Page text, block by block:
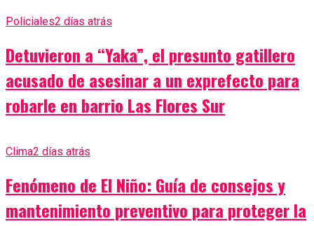
Policiales2 días atrás
Detuvieron a “Yaka”, el presunto gatillero
acusado de asesinar a un exprefecto para
robarle en barrio Las Flores Sur
Clima2 días atrás
Fenómeno de El Niño: Guía de consejos y
mantenimiento preventivo para proteger la